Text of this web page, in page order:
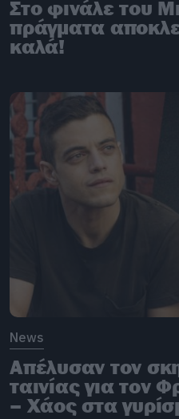
Στο φινάλε του
πράγματα
καλά!
News
Απέλυσαν τον
ταινίας για τον
– Χάος στα